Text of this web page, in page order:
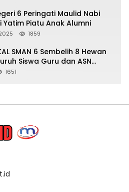
6 Peringati Maulid Nabi
Yatim Piatu Anak Alumni
1859
SMAN 6 Sembelih 8 Hewan
Siswa Guru dan ASN
1651